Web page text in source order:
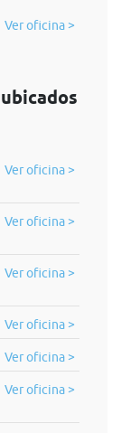
Ver oficina >
Ver oficina >
Ver oficina >
Ver oficina >
Ver oficina >
Ver oficina >
Ver oficina >